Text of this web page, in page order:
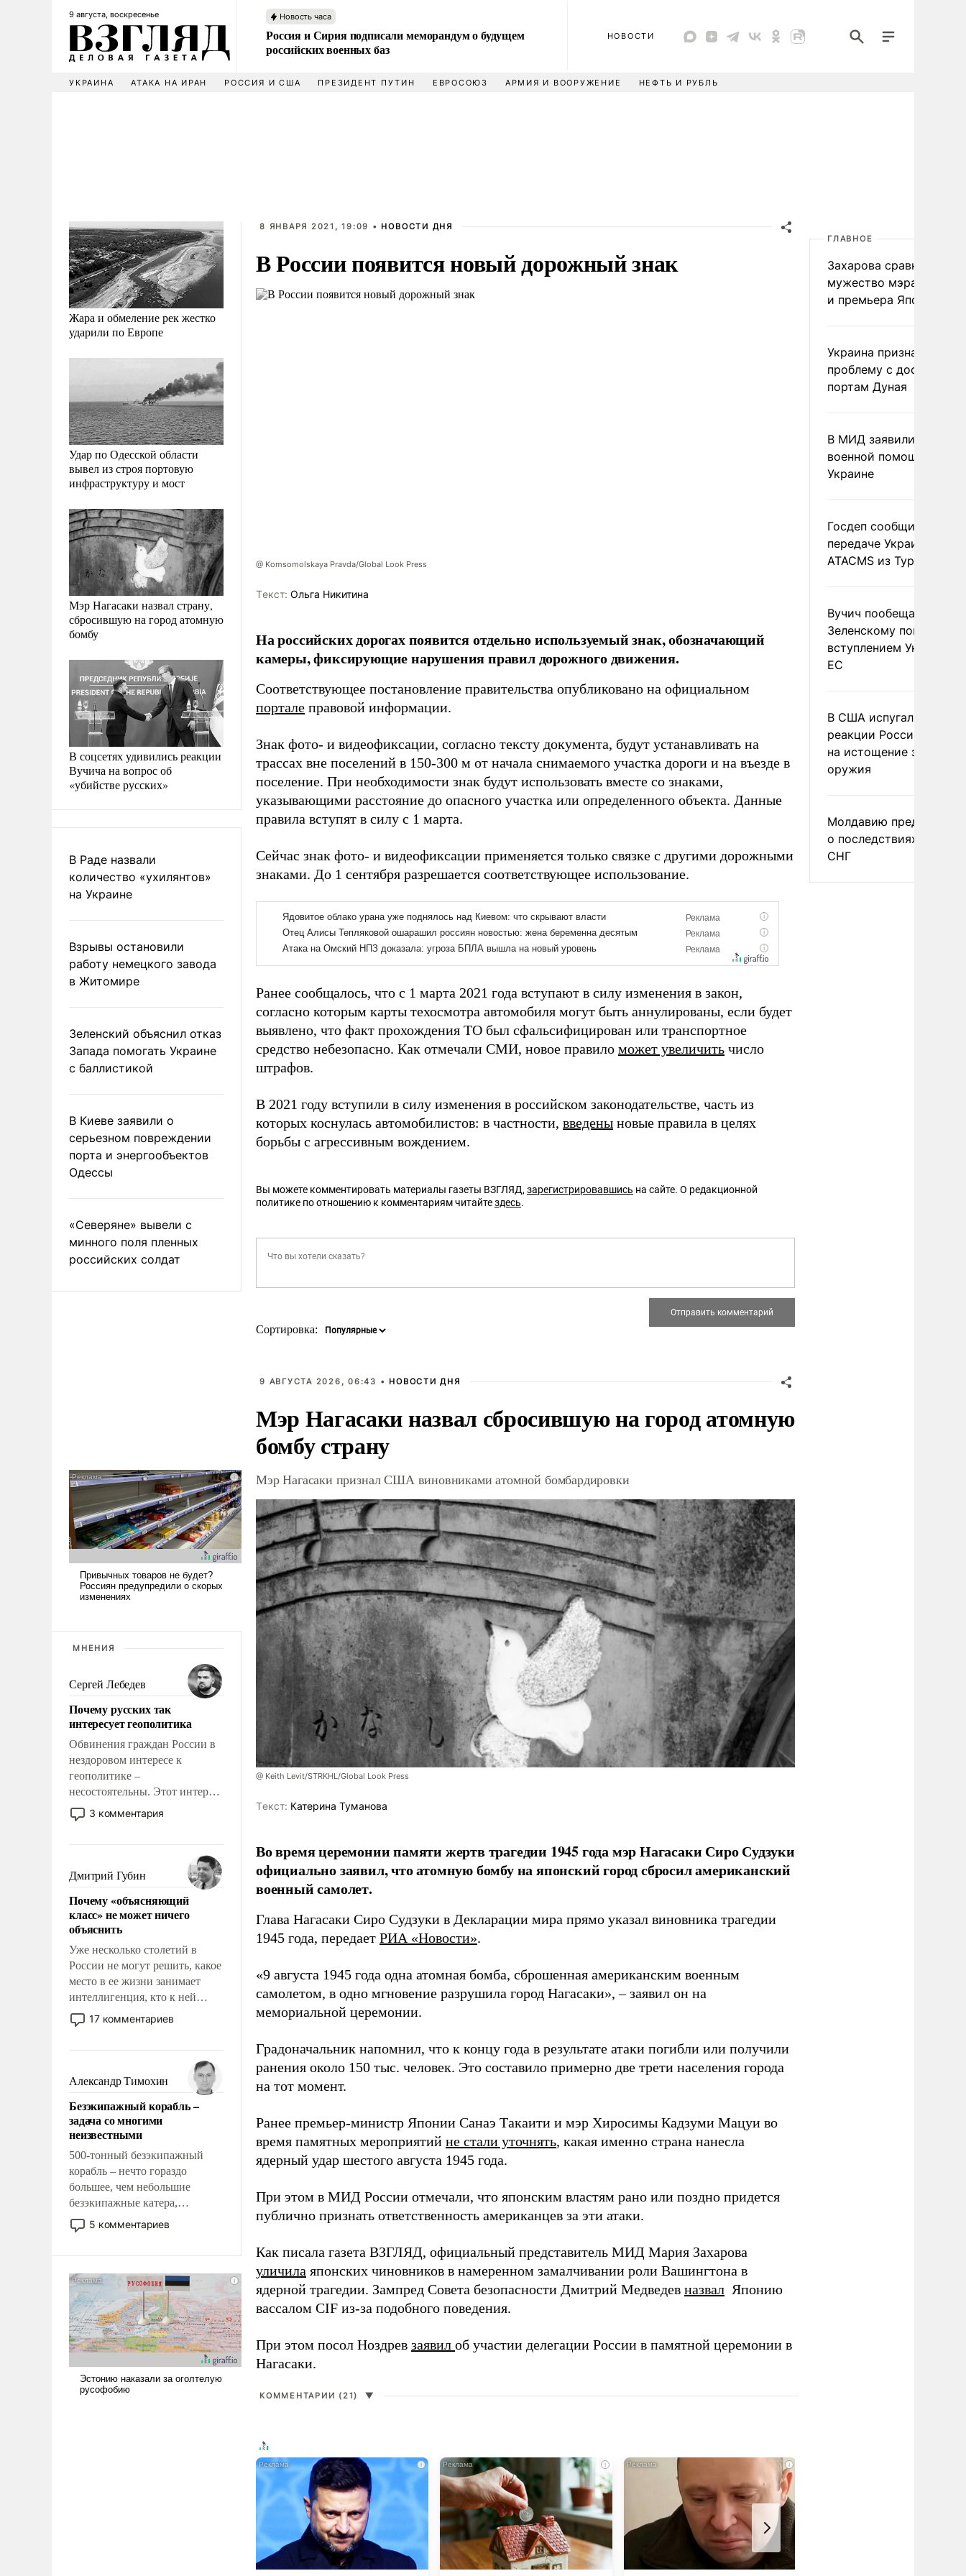
9 августа, воскресенье Новость часа
Россия и Сирия подписали меморандум о будущем
российских военных баз
НОВОСТИ
УКРАИНА АТАКА НА ИРАН РОССИЯ И США ПРЕЗИДЕНТ ПУТИН ЕВРОСОЮЗ АРМИЯ И ВООРУЖЕНИЕ НЕФТЬ И РУБЛЬ
Жара и обмеление рек жестко
ударили по Европе
Удар по Одесской области
вывел из строя портовую
инфраструктуру и мост
Мэр Нагасаки назвал страну,
сбросившую на город атомную
бомбу
В соцсетях удивились реакции
Вучича на вопрос об
«убийстве русских»
В Раде назвали
количество «ухилянтов»
на Украине
Взрывы остановили
работу немецкого завода
в Житомире
Зеленский объяснил отказ
Запада помогать Украине
с баллистикой
В Киеве заявили о
серьезном повреждении
порта и энергообъектов
Одессы
«Северяне» вывели с
минного поля пленных
российских солдат
МНЕНИЯ
Сергей Лебедев
Почему русских так
интересует геополитика
Обвинения граждан России в
нездоровом интересе к
геополитике –
несостоятельны. Этот интерес
рационален и прагматичен. Он
обусловлен тысячелетним
фундаментальным знанием,
что мировая политика имеет
свойство заявляться на порог
нашего дома.
3 комментария
Дмитрий Губин
Почему «объясняющий
класс» не может ничего
объяснить
Уже несколько столетий в
России не могут решить, какое
место в ее жизни занимает
интеллигенция, кто к ней
принадлежит, а кого из нее
исключили с правом
чем она отличается от просто
образованных людей. Иногда
казалось, что эти вопросы
решены раз и навсегда, но –
нет, не решены.
17 комментариев
Александр Тимохин
Безэкипажный корабль –
задача со многими
неизвестными
500-тонный безэкипажный
корабль – нечто гораздо
большее, чем небольшие
безэкипажные катера,
применение которых уже
стало обыденностью. Задача по
и ее реализация радикально
поднимет наши боевые
возможности.
5 комментариев
8 ЯНВАРЯ 2021, 19:09 • НОВОСТИ ДНЯ
В России появится новый дорожный знак
@ Komsomolskaya Pravda/Global Look Press
Tекст: Ольга Никитина
На российских дорогах появится отдельно используемый знак, обозначающий
камеры, фиксирующие нарушения правил дорожного движения.
Соответствующее постановление правительства опубликовано на официальном
портале правовой информации.
Знак фото- и видеофиксации, согласно тексту документа, будут устанавливать на
трассах вне поселений в 150-300 м от начала снимаемого участка дороги и на въезде в
поселение. При необходимости знак будут использовать вместе со знаками,
указывающими расстояние до опасного участка или определенного объекта. Данные
правила вступят в силу с 1 марта.
Сейчас знак фото- и видеофиксации применяется только связке с другими дорожными
знаками. До 1 сентября разрешается соответствующее использование.
Ранее сообщалось, что с 1 марта 2021 года вступают в силу изменения в закон,
согласно которым карты техосмотра автомобиля могут быть аннулированы, если будет
выявлено, что факт прохождения ТО был сфальсифицирован или транспортное
средство небезопасно. Как отмечали СМИ, новое правило может увеличить число
штрафов.
В 2021 году вступили в силу изменения в российском законодательстве, часть из
которых коснулась автомобилистов: в частности, введены новые правила в целях
борьбы с агрессивным вождением.
Вы можете комментировать материалы газеты ВЗГЛЯД,зарегистрировавшись на сайте. О редакционной
политике по отношению к комментариям читайтездесь.
Сортировка:
9 АВГУСТА 2026, 06:43 • НОВОСТИ ДНЯ
Мэр Нагасаки назвал сбросившую на город атомную
бомбу страну
Мэр Нагасаки признал США виновниками атомной бомбардировки
@ Keith Levit/STRKHL/Global Look Press
Tекст: Катерина Туманова
Во время церемонии памяти жертв трагедии 1945 года мэр Нагасаки Сиро Судзуки
официально заявил, что атомную бомбу на японский город сбросил американский
военный самолет.
Глава Нагасаки Сиро Судзуки в Декларации мира прямо указал виновника трагедии
1945 года, передает РИА «Новости».
«9 августа 1945 года одна атомная бомба, сброшенная американским военным
самолетом, в одно мгновение разрушила город Нагасаки», – заявил он на
мемориальной церемонии.
Градоначальник напомнил, что к концу года в результате атаки погибли или получили
ранения около 150 тыс. человек. Это составило примерно две трети населения города
на тот момент.
Ранее премьер-министр Японии Санаэ Такаити и мэр Хиросимы Кадзуми Мацуи во
время памятных мероприятий не стали уточнять, какая именно страна нанесла
ядерный удар шестого августа 1945 года.
При этом в МИД России отмечали, что японским властям рано или поздно придется
публично признать ответственность американцев за эти атаки.
Как писала газета ВЗГЛЯД, официальный представитель МИД Мария Захарова
уличила японских чиновников в намеренном замалчивании роли Вашингтона в
ядерной трагедии. Зампред Совета безопасности Дмитрий Медведев назвал Японию
вассалом CIF из-за подобного поведения.
При этом посол Ноздрев заявил об участии делегации России в памятной церемонии в
Нагасаки.
КОММЕНТАРИИ (21) ▼
i i i
ГЛАВНОЕ
Захарова сравнила
мужество мэра
и премьера Японии
Украина признала
проблему с доступом к
портам Дуная
В МИД заявили о
военной помощи
Украине
Госдеп сообщил о
передаче Украине
ATACMS из Турции
Вучич пообещал
Зеленскому помочь со
вступлением Украины в
ЕС
В США испугались
реакции России и
на истощение запасов
оружия
Молдавию
о последствиях выхода
СНГ